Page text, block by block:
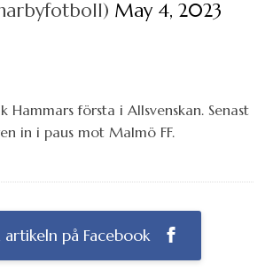
May 4, 2023
Hammars första i Allsvenskan. Senast
in i paus mot Malmö FF.
artikeln på Facebook